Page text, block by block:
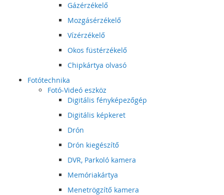
Gázérzékelő
Mozgásérzékelő
Vízérzékelő
Okos füstérzékelő
Chipkártya olvasó
Fotótechnika
Fotó-Videó eszköz
Digitális fényképezőgép
Digitális képkeret
Drón
Drón kiegészítő
DVR, Parkoló kamera
Memóriakártya
Menetrögzítő kamera